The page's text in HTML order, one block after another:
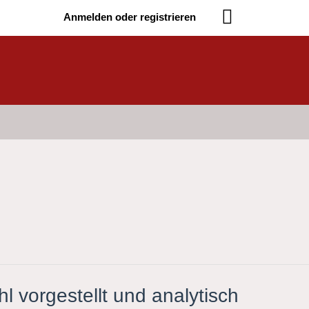
Anmelden oder registrieren
vorgestellt und analytisch